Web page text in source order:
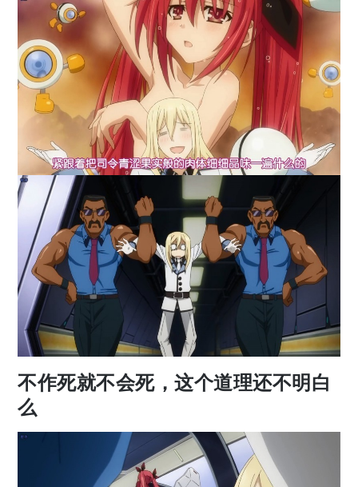
不作死就不会死，这个道理还不明白
么